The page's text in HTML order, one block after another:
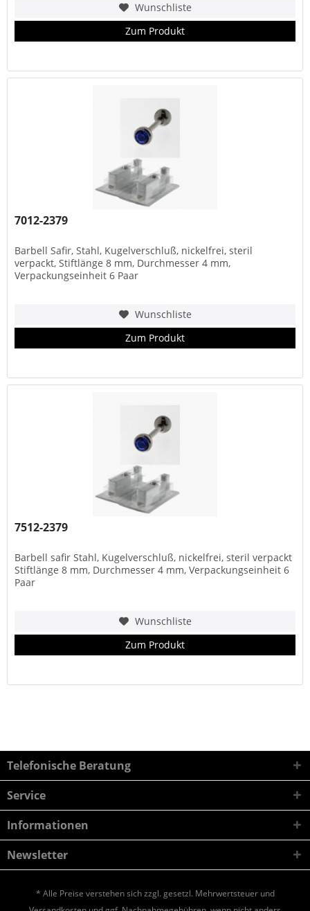
Wunschliste
Zum Produkt
7012-2379
Barbell Safir, Stahl, Kugelverschluß, nickelfrei, steril
verpackt, Stiftlänge 8 mm, Durchmesser 4 mm,
Verpackungseinheit 6 Paar
Wunschliste
Zum Produkt
7512-2379
Barbell safir Stahl, Kugelverschluß, nickelfrei, steril verpackt
Stiftlänge 8 mm, Durchmesser 4 mm, Verpackungseinheit 6
Paar
Wunschliste
Zum Produkt
Telefonische Beratung
Service
Informationen
Newsletter
* Alle Preise verstehen sich zzgl. gesetzl. Mehrwertsteuer und